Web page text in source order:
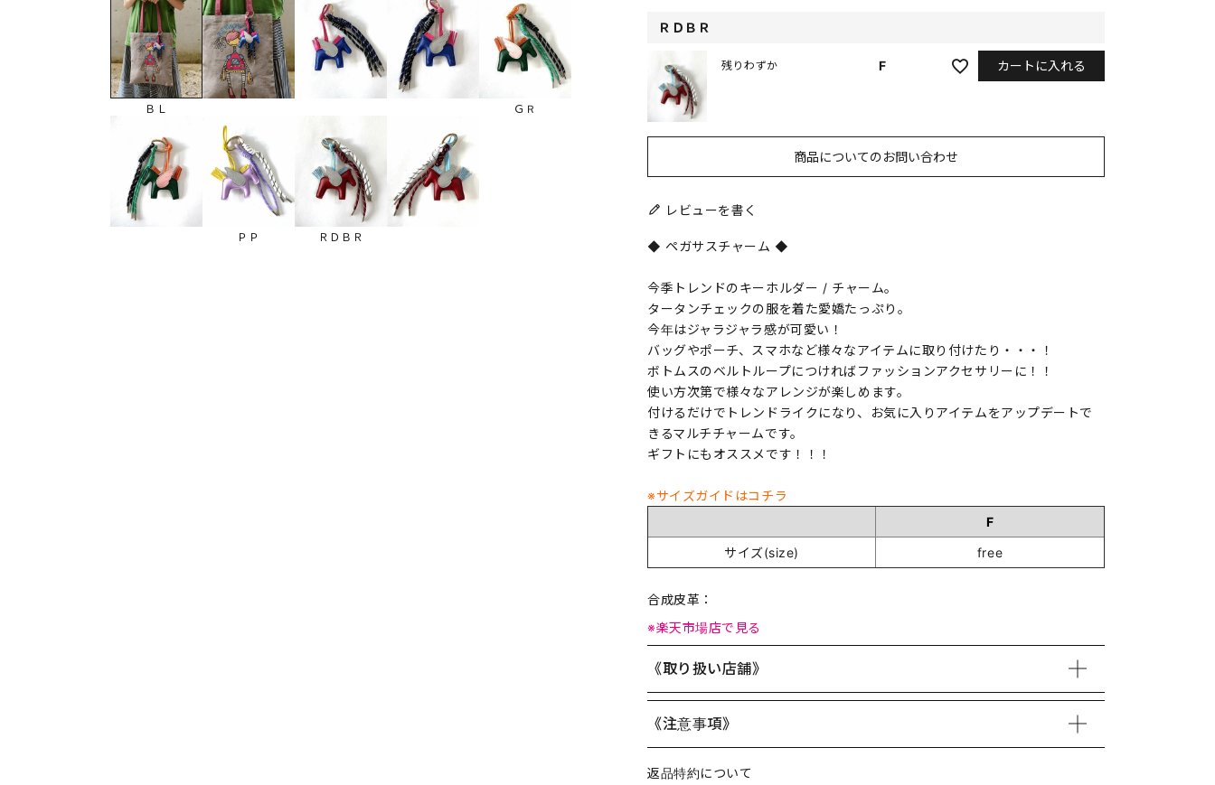
ＢＬ ＧＲ
ＰＰ ＲＤＢＲ
ＲＤＢＲ
F
残りわずか カートに入れる
商品についてのお問い合わせ
レビューを書く
◆ ペガサスチャーム ◆
今季トレンドのキーホルダー / チャーム。
タータンチェックの服を着た愛嬌たっぷり。
今年はジャラジャラ感が可愛い！
バッグやポーチ、スマホなど様々なアイテムに取り付けたり・・・！
ボトムスのベルトループにつければファッションアクセサリーに！！
使い方次第で様々なアレンジが楽しめます。
付けるだけでトレンドライクになり、お気に入りアイテムをアップデートで
きるマルチチャームです。
ギフトにもオススメです！！！
※サイズガイドはコチラ
F
サイズ(size)
free
合成皮革：
※楽天市場店で見る
《取り扱い店舗》
《注意事項》
返品特約について